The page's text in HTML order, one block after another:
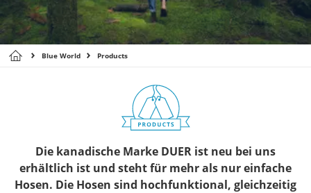
Blue World Products
Die kanadische Marke DUER ist neu bei uns
erhältlich ist und steht für mehr als nur einfache
Hosen. Die Hosen sind hochfunktional, gleichzeitig